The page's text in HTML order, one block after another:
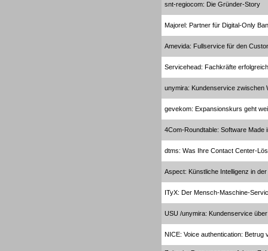
snt-regiocom: Die Gründer-Story
Majorel: Partner für Digital-Only
Amevida: Fullservice für den
Servicehead: Fachkräfte
unymira: Kundenservice zwischen
gevekom: Expansionskurs geht
4Com-Roundtable: Software Made
dtms: Was Ihre Contact Center-
Aspect: Künstliche Intelligenz in
ITyX: Der Mensch-Maschine-
USU /unymira: Kundenservice
NICE: Voice authentication: Betrug